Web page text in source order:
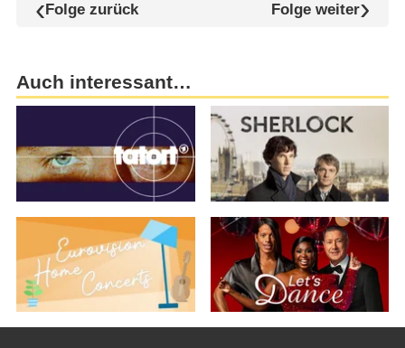
Folge zurück Folge weiter
Auch interessant…